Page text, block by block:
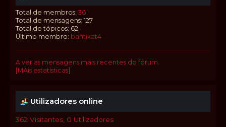
Total de membros: 36
Total de mensagens: 127
Total de tópicos: 62
Último membro: bantikat4
A ver as mensagens mais recentes do fórum.
[MAis estatísticas]
Utilizadores online
362 Visitantes, 0 Utilizadores